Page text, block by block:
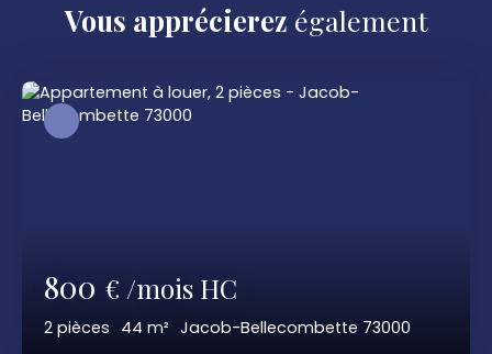
Vous apprécierez également
800 € /mois HC
2 pièces 44 m² Jacob-Bellecombette 73000